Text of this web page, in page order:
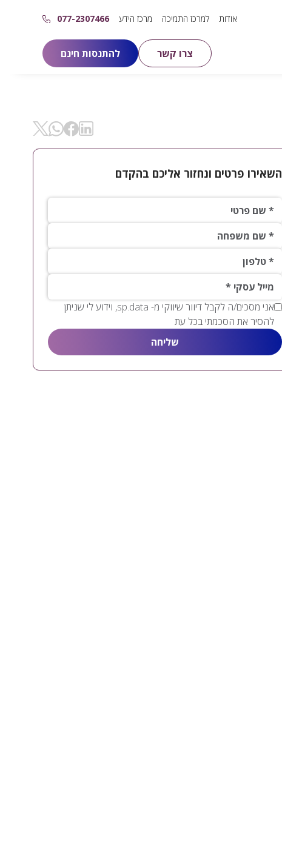
אודות למרכז התמיכה מרכז הידע 077-2307466
צרו קשר להתנסות חינם
השאירו פרטים ונחזור אליכם בהקדם
שם פרטי*
שם משפחה*
טלפון*
*מייל עסקי
אני מסכים/ה לקבל דיוור שיווקי מ- sp.data, וידוע לי שניתן
להסיר את הסכמתי בכל עת